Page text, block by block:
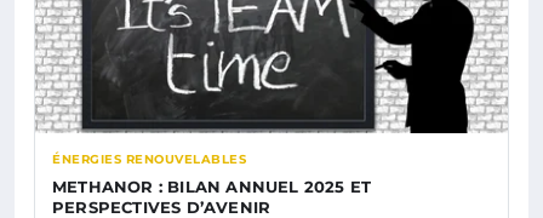
ÉNERGIES RENOUVELABLES
METHANOR : BILAN ANNUEL 2025 ET
PERSPECTIVES D’AVENIR